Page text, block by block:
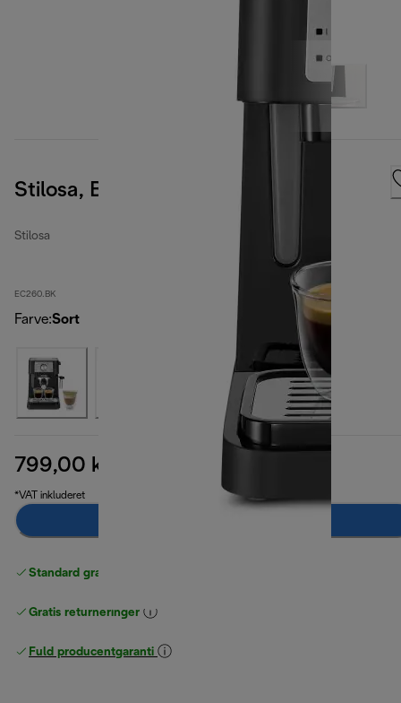
Stilosa, Black
Stilosa
EC260.BK
Farve:Sort
799,00 kr. oprindelig pris 969,00 kr.
(-18 %)
*VAT inkluderet
Standard gratis levering
Gratis returneringer
Fuld producentgaranti